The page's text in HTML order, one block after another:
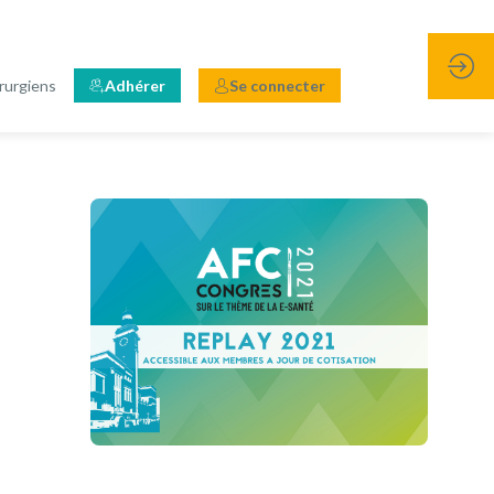
Adhérer Se connecter